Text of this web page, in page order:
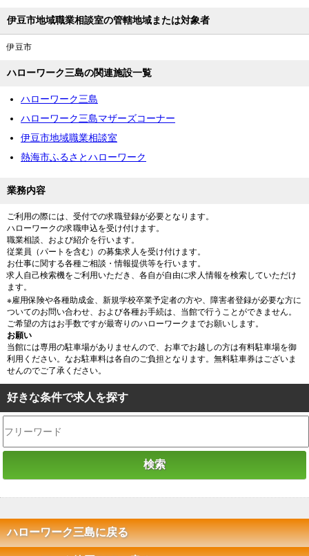
伊豆市地域職業相談室の管轄地域または対象者
伊豆市
ハローワーク三島の関連施設一覧
ハローワーク三島
ハローワーク三島マザーズコーナー
伊豆市地域職業相談室
熱海市ふるさとハローワーク
業務内容
ご利用の際には、受付での求職登録が必要となります。
ハローワークの求職申込を受け付けます。
職業相談、および紹介を行います。
従業員（パートを含む）の募集求人を受け付けます。
お仕事に関する各種ご相談・情報提供等を行います。
求人自己検索機をご利用いただき、各自が自由に求人情報を検索していただけ
ます。
※雇用保険や各種助成金、新規学校卒業予定者の方や、障害者登録が必要な方に
ついてのお問い合わせ、および各種お手続は、当館で行うことができません。
ご希望の方はお手数ですが最寄りのハローワークまでお願いします。
お願い
当館には専用の駐車場がありませんので、お車でお越しの方は有料駐車場を御
利用ください。なお駐車料は各自のご負担となります。無料駐車券はございま
せんのでご了承ください。
好きな条件で求人を探す
ハローワーク三島に戻る